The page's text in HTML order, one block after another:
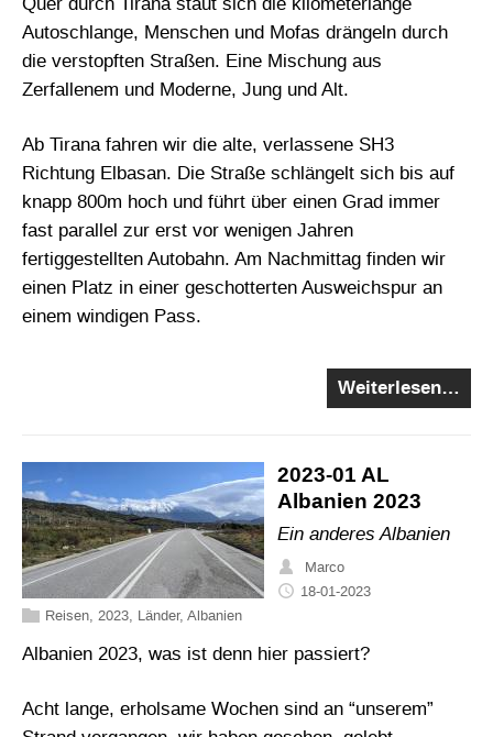
Autoschlange, Menschen und Mofas drängeln durch
die verstopften Straßen. Eine Mischung aus
Zerfallenem und Moderne, Jung und Alt.
Ab Tirana fahren wir die alte, verlassene SH3
Richtung Elbasan. Die Straße schlängelt sich bis auf
knapp 800m hoch und führt über einen Grad immer
fast parallel zur erst vor wenigen Jahren
fertiggestellten Autobahn. Am Nachmittag finden wir
einen Platz in einer geschotterten Ausweichspur an
einem windigen Pass.
Weiterlesen…
2023-01 AL
Albanien 2023
Ein anderes Albanien
Marco
18-01-2023
Reisen 2023 Länder, Albanien
Albanien 2023, was ist denn hier passiert?
Acht lange, erholsame Wochen sind an “unserem”